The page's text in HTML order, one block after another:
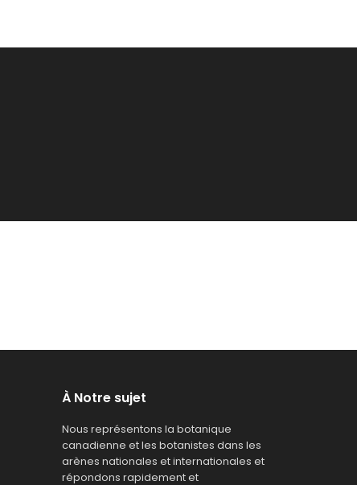
À Notre sujet
Nous représentons la botanique
canadienne et les botanistes dans les
arènes nationales et internationales et
répondons rapidement et